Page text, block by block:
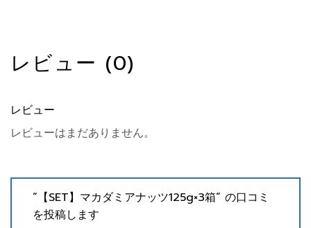
レビュー (0)
レビュー
レビューはまだありません。
“【SET】マカダミアナッツ125g×3箱” の口コミ
を投稿します